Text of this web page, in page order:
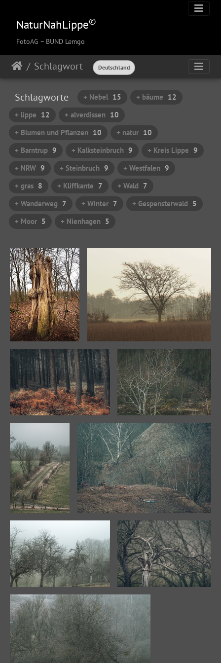
NaturNahLippe©
FotoAG – BUND Lemgo
Schlagwort Deutschland
Schlagworte + Nebel 15 + bäume 12
+ lippe 12 + alverdissen 10
+ Blumen und Pflanzen 10 + natur 10
+ Barntrup 9 + Kalksteinbruch 9 + Kreis Lippe 9
+ NRW 9 + Steinbruch 9 + Westfalen 9
+ gras 8 + Kliffkante 7 + Wald 7
+ Wanderweg 7 + Winter 7 + Gespensterwald 5
+ Moor 5 + Nienhagen 5